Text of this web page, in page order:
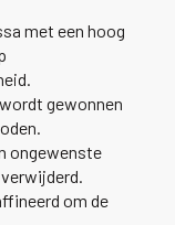
met een hoog
gewonnen
ongewenste
om de